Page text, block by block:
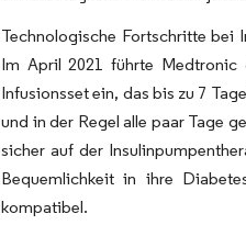
Technologische Fortschritte bei
Im April 2021 führte Medtronic
Infusionsset ein, das bis zu 7
und in der Regel alle paar Tage
sicher auf der
Bequemlichkeit in ihre
kompatibel.